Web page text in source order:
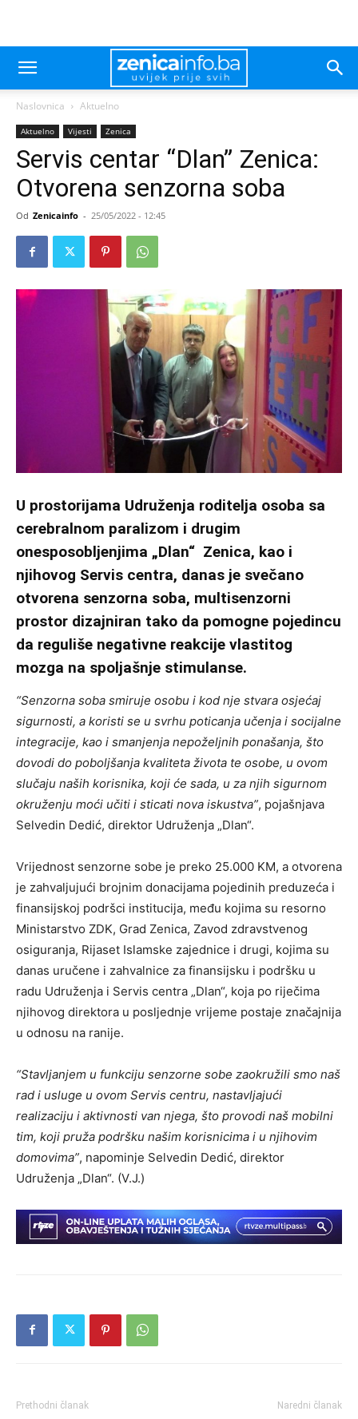
Naslovnica Aktuelno
Aktuelno Vijesti Zenica
Servis centar “Dlan” Zenica:
Otvorena senzorna soba
Od Zenicainfo - 25/05/2022 - 12:45
U prostorijama Udruženja roditelja osoba sa
cerebralnom paralizom i drugim
onesposobljenjima „Dlan“ Zenica, kao i
njihovog Servis centra, danas je svečano
otvorena senzorna soba, multisenzorni
prostor dizajniran tako da pomogne pojedincu
da reguliše negativne reakcije vlastitog
mozga na spoljašnje stimulanse.
“Senzorna soba smiruje osobu i kod nje stvara osjećaj
sigurnosti, a koristi se u svrhu poticanja učenja i socijalne
integracije, kao i smanjenja nepoželjnih ponašanja, što
dovodi do poboljšanja kvaliteta života te osobe, u ovom
slučaju naših korisnika, koji će sada, u za njih sigurnom
okruženju moći učiti i sticati nova iskustva”, pojašnjava
Selvedin Dedić, direktor Udruženja „Dlan“.
Vrijednost senzorne sobe je preko 25.000 KM, a otvorena
je zahvaljujući brojnim donacijama pojedinih preduzeća i
finansijskoj podršci institucija, među kojima su resorno
Ministarstvo ZDK, Grad Zenica, Zavod zdravstvenog
osiguranja, Rijaset Islamske zajednice i drugi, kojima su
danas uručene i zahvalnice za finansijsku i podršku u
radu Udruženja i Servis centra „Dlan“, koja po riječima
njihovog direktora u posljednje vrijeme postaje značajnija
u odnosu na ranije.
“Stavljanjem u funkciju senzorne sobe zaokružili smo naš
rad i usluge u ovom Servis centru, nastavljajući
realizaciju i aktivnosti van njega, što provodi naš mobilni
tim, koji pruža podršku našim korisnicima i u njihovim
domovima”, napominje Selvedin Dedić, direktor
Udruženja „Dlan“. (V.J.)
Prethodni članak Naredni članak